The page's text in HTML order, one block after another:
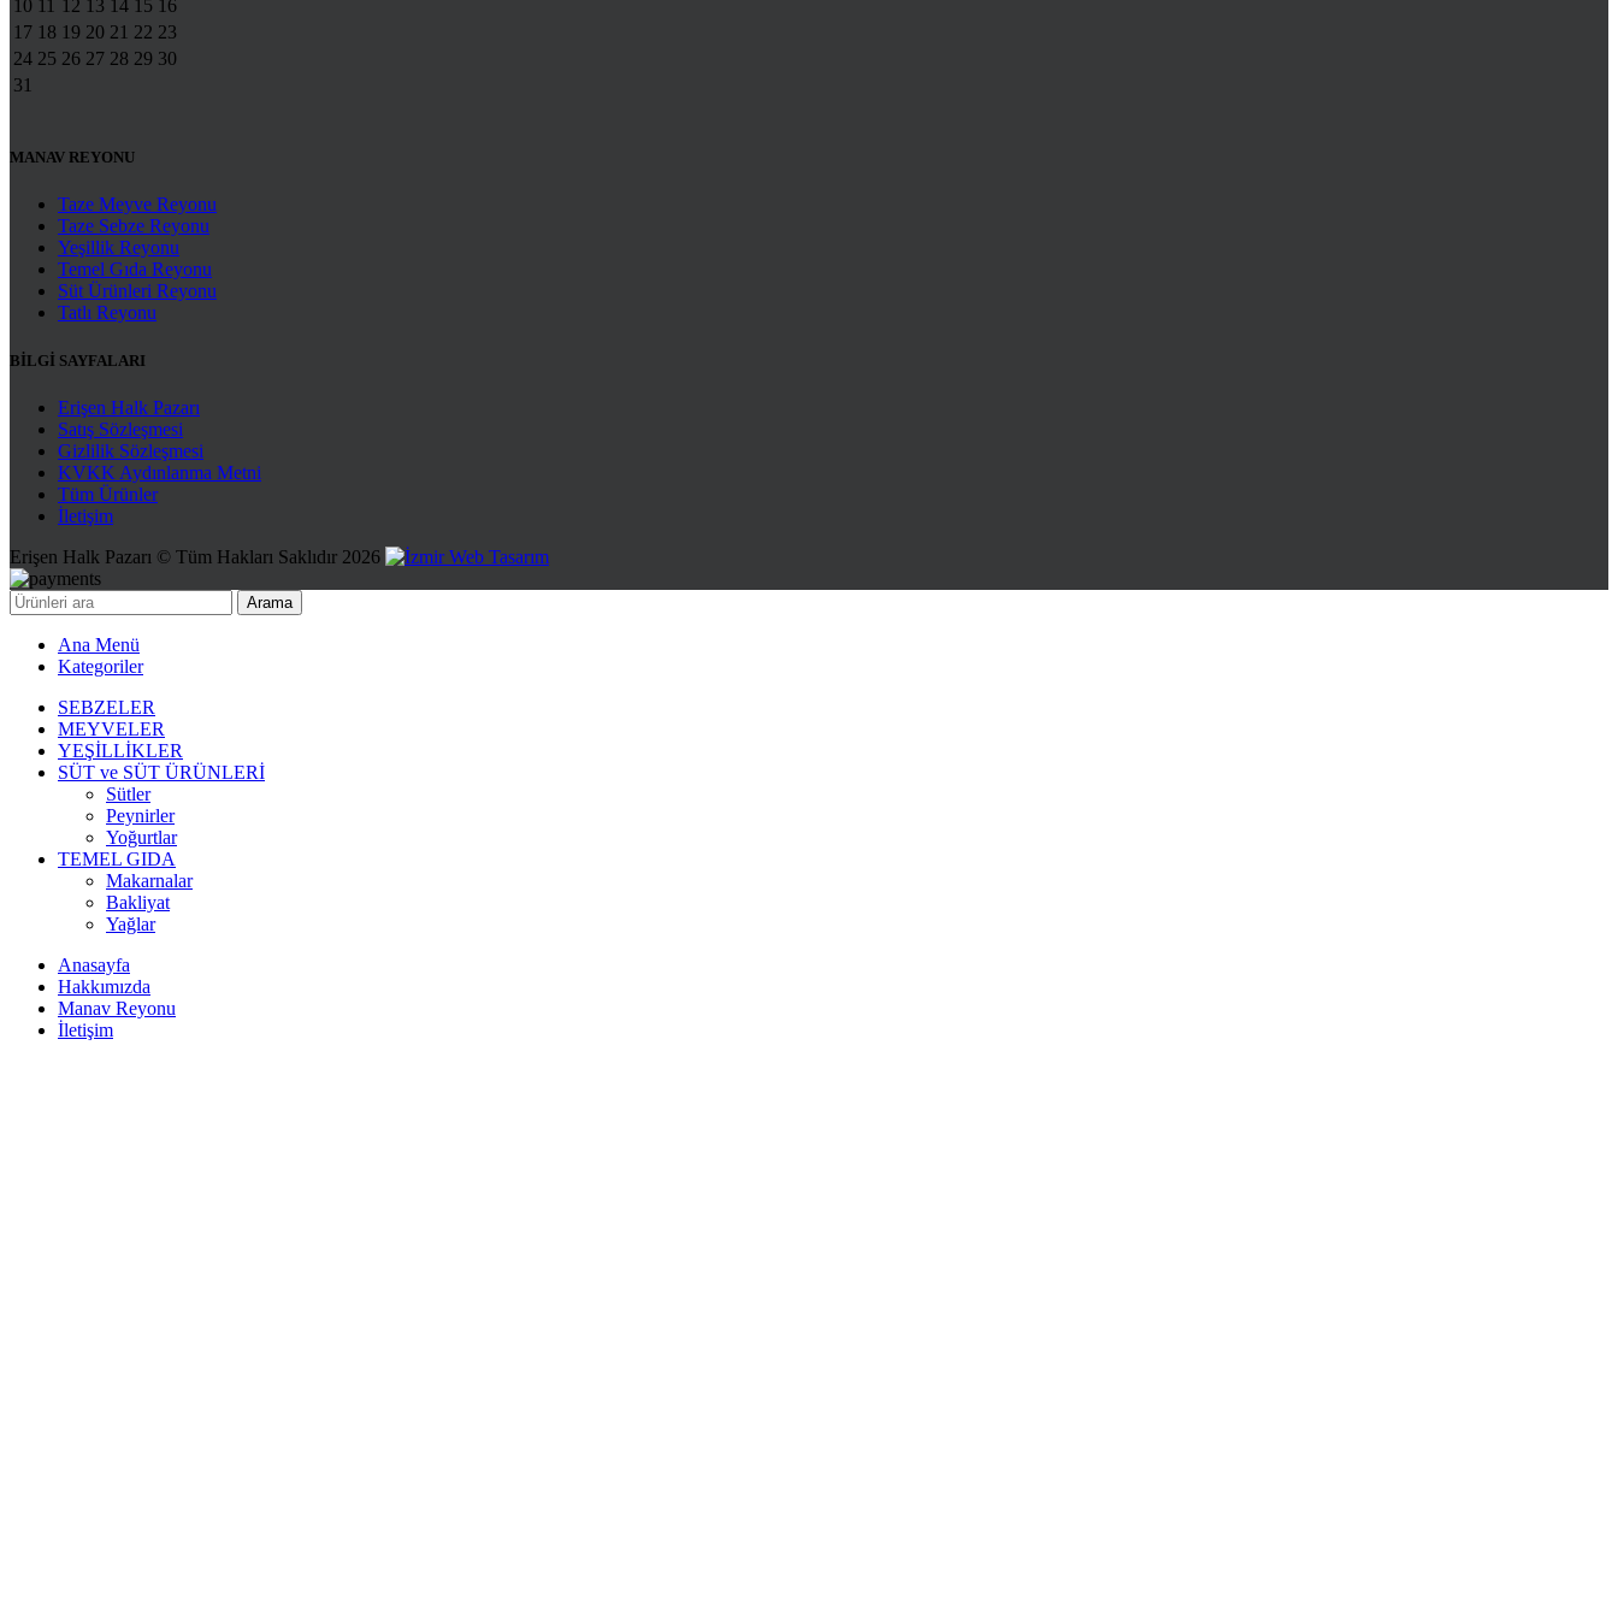
10 11 12 13 14 15 16
17 18 19 20 21 22 23
24 25 26 27 28 29 30
31
MANAV REYONU
Taze Meyve Reyonu
Taze Sebze Reyonu
Yeşillik Reyonu
Temel Gıda Reyonu
Süt Ürünleri Reyonu
Tatlı Reyonu
BİLGİ SAYFALARI
Erişen Halk Pazarı
Satış Sözleşmesi
Gizlilik Sözleşmesi
KVKK Aydınlanma Metni
Tüm Ürünler
İletişim
Erişen Halk Pazarı © Tüm Hakları Saklıdır 2026
Arama
Ana Menü
Kategoriler
SEBZELER
MEYVELER
YEŞİLLİKLER
SÜT ve SÜT ÜRÜNLERİ
Sütler
Peynirler
Yoğurtlar
TEMEL GIDA
Makarnalar
Bakliyat
Yağlar
Anasayfa
Hakkımızda
Manav Reyonu
İletişim